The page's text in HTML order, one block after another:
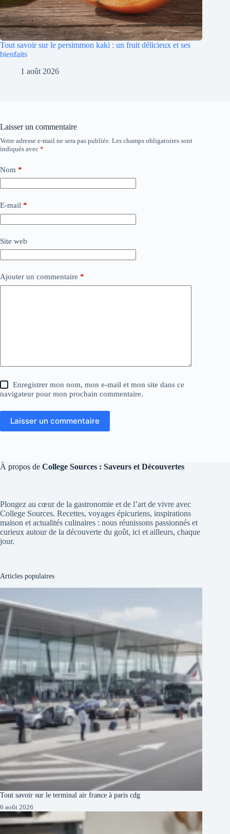
Tout savoir sur le persimmon kaki : un fruit délicieux et ses
bienfaits
1 août 2026
Laisser un commentaire
Votre adresse e-mail ne sera pas publiée. Les champs obligatoires sont
indiqués avec *
Nom *
E-mail *
Site web
Ajouter un commentaire *
Enregistrer mon nom, mon e-mail et mon site dans ce
navigateur pour mon prochain commentaire.
Laisser un commentaire
À propos de College Sources : Saveurs et Découvertes
Plongez au cœur de la gastronomie et de l’art de vivre avec
College Sources. Recettes, voyages épicuriens, inspirations
maison et actualités culinaires : nous réunissons passionnés et
curieux autour de la découverte du goût, ici et ailleurs, chaque
jour.
Articles populaires
Tout savoir sur le terminal air france à paris cdg
6 août 2026